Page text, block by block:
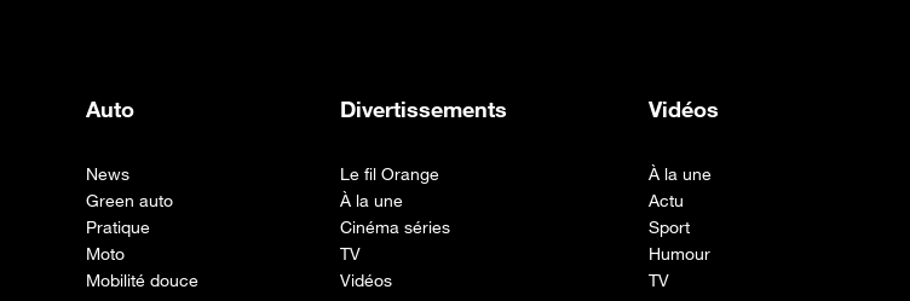
Auto
News
Green auto
Pratique
Moto
Mobilité douce
Divertissements
Le fil Orange
À la une
Cinéma séries
TV
Vidéos
Vidéos
À la une
Actu
Sport
Humour
TV